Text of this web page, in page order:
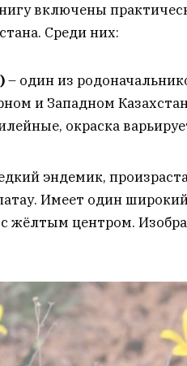
включены
Среди них:
– один из
и Западном
окраска
эндемик,
Имеет один
жёлтым центром.